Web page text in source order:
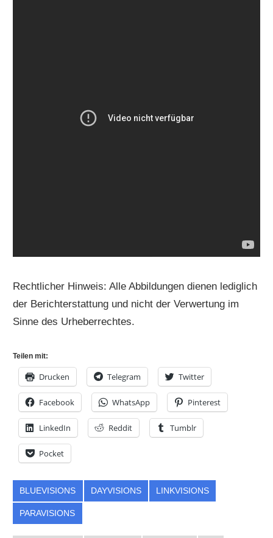
Rechtlicher Hinweis: Alle Abbildungen dienen lediglich
der Berichterstattung und nicht der Verwertung im
Sinne des Urheberrechtes.
Teilen mit:
Drucken Telegram Twitter
Facebook WhatsApp Pinterest
LinkedIn Reddit Tumblr
Pocket
BLUEVISIONS DAYVISIONS LINKVISIONS
PARAVISIONS